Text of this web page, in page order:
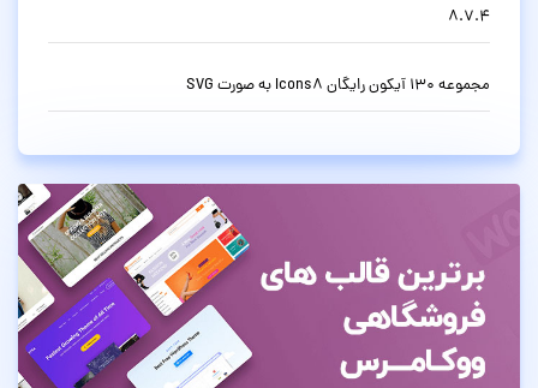
8.7.4
مجموعه 130 آیکون رایگان Icons8 به صورت SVG